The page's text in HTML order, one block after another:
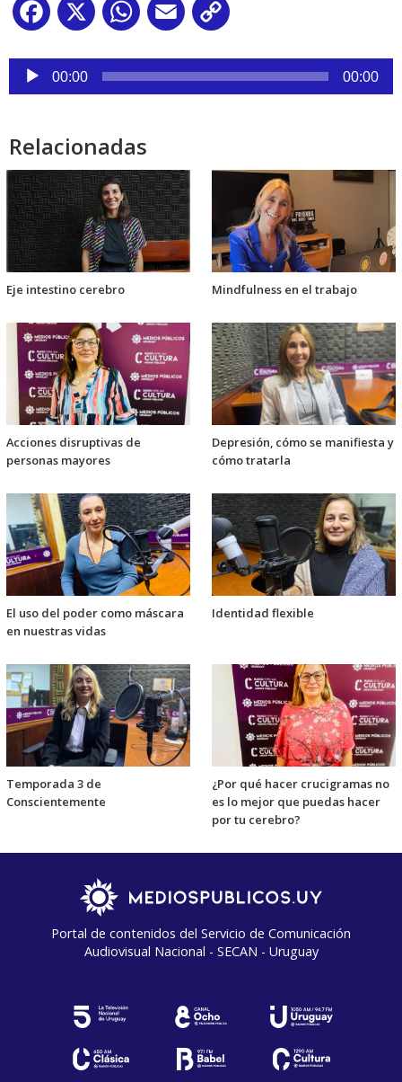
Facebook
X WhatsApp
Email
Reproductor
audio
00:00 00:00
Relacionadas
Eje intestino cerebro Mindfulness en el trabajo
Acciones disruptivas de
personas mayores
Depresión, cómo se manifiesta y
cómo tratarla
El uso del poder como máscara
en nuestras vidas
Identidad flexible
Temporada 3 de
Conscientemente
¿Por qué hacer crucigramas no
es lo mejor que puedas hacer
por tu cerebro?
Portal de contenidos del Servicio de Comunicación
Audiovisual Nacional - SECAN - Uruguay